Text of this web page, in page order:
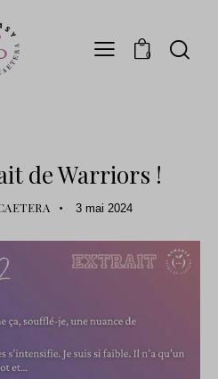
0
de Warriors !
3 mai 2024